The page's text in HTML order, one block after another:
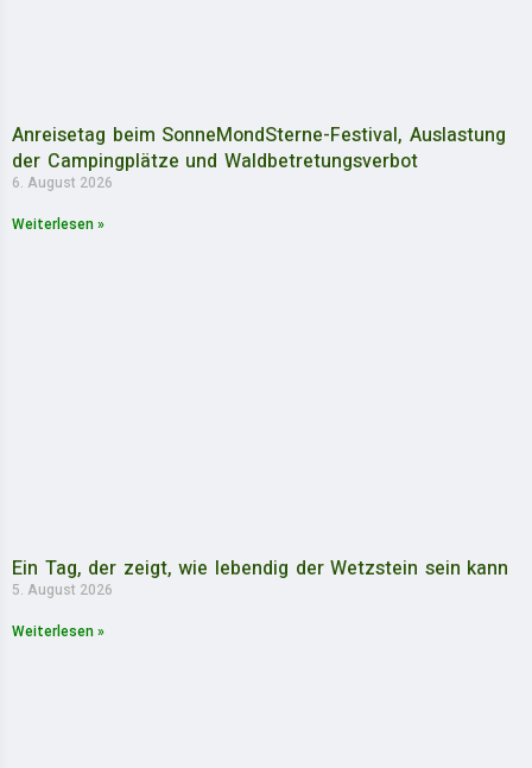
Anreisetag beim SonneMondSterne-Festival, Auslastung
der Campingplätze und Waldbetretungsverbot
6. August 2026
Weiterlesen »
Ein Tag, der zeigt, wie lebendig der Wetzstein sein kann
5. August 2026
Weiterlesen »